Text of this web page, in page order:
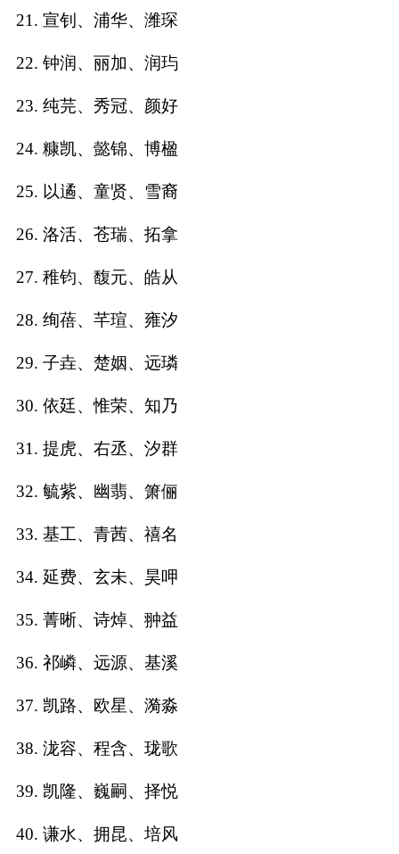
宝
取
名
名
打
分
生
起
名
大
起
名
21. 宣钊、浦华、潍琛
22. 钟润、丽加、润玙
23. 纯芫、秀冠、颜好
24. 糠凯、懿锦、博楹
25. 以遹、童贤、雪裔
26. 洛活、苍瑞、拓拿
27. 稚钧、馥元、皓从
28. 绚蓓、芊瑄、雍汐
29. 子垚、楚姻、远璘
30. 依廷、惟荣、知乃
31. 提虎、右丞、汐群
32. 毓紫、幽翡、箫俪
33. 基工、青茜、禧名
34. 延费、玄未、昊呷
35. 菁晰、诗焯、翀益
36. 祁嶙、远源、基溪
37. 凯路、欧星、漪淼
38. 泷容、程含、珑歌
39. 凯隆、巍嗣、择悦
40. 谦水、拥昆、培风